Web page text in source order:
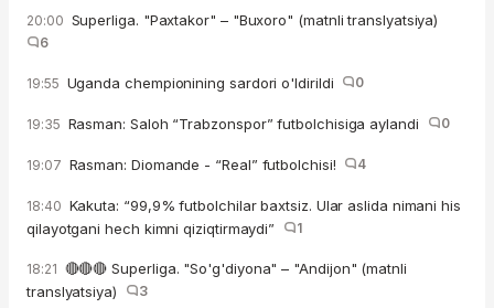
20:00 Superliga. "Paxtakor" – "Buxoro" (matnli translyatsiya)
6
19:55 Uganda chempionining sardori o'ldirildi 0
19:35 Rasman: Saloh “Trabzonspor” futbolchisiga aylandi 0
19:07 Rasman: Diomande - “Real” futbolchisi! 4
18:40 Kakuta: “99,9% futbolchilar baxtsiz. Ular aslida nimani his
qilayotgani hech kimni qiziqtirmaydi”
1
18:21 🔴🔴🔴 Superliga. "So'g'diyona" – "Andijon" (matnli
translyatsiya)
3